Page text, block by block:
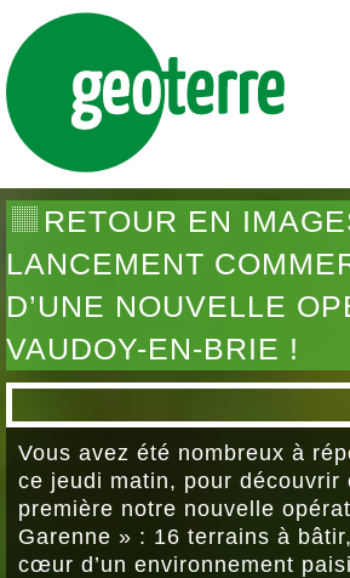
ENSEMBLE,
RETOUR EN
LANCEMENT
D’UNE NOUVELLE
VAUDOY-EN-BRIE !
Vous avez été nombreux à
ce jeudi matin, pour découvrir
première notre nouvelle
Garenne » : 16 terrains à
cœur d’un environnement